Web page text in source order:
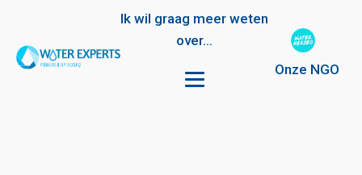
Ik wil graag meer weten
over...
Onze NGO